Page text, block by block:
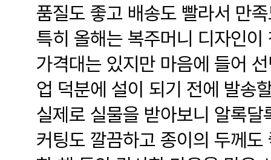
품질도 좋고 배송도 빨라서 만
특히 올해는 복주머니 디자인이
가격대는 있지만 마음에 들어
업 덕분에 설이 되기 전에 발송
실제로 실물을 받아보니 알록달
커팅도 깔끔하고 종이의 두께도